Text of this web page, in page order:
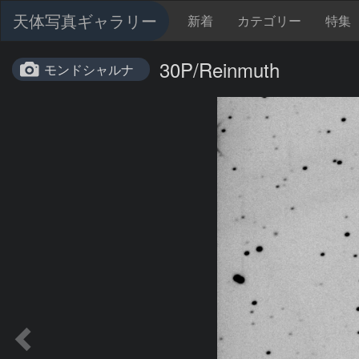
天体写真ギャラリー 新着 カテゴリー 特集
モンドシャルナ 30P/Reinmuth